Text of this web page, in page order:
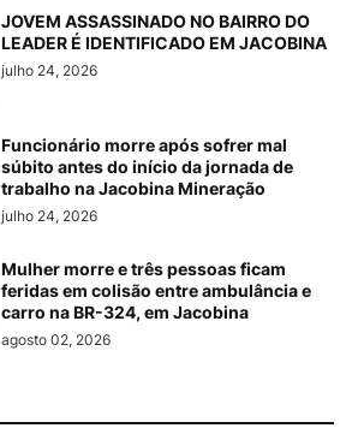
JOVEM ASSASSINADO NO BAIRRO DO
LEADER É IDENTIFICADO EM JACOBINA
julho 24, 2026
Funcionário morre após sofrer mal
súbito antes do início da jornada de
trabalho na Jacobina Mineração
julho 24, 2026
Mulher morre e três pessoas ficam
feridas em colisão entre ambulância e
carro na BR-324, em Jacobina
agosto 02, 2026